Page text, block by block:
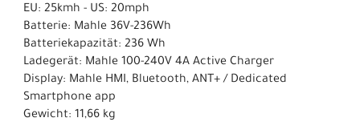
EU: 25kmh - US: 20mph
Batterie: Mahle 36V-236Wh
Batteriekapazität: 236 Wh
Ladegerät: Mahle 100-240V 4A Active Charger
Display: Mahle HMI, Bluetooth, ANT+ / Dedicated
Smartphone app
Gewicht: 11,66 kg